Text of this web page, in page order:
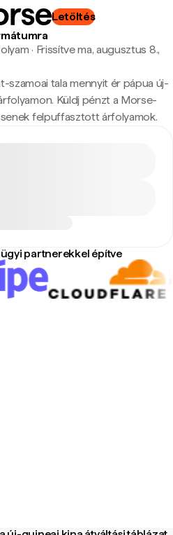
Letöltés
· Frissítve ma, augusztus 8.,
szamoai tala mennyit ér pápua új-
Küldj pénzt a Morse-
felpuffasztott árfolyamok.
partnerekkel építve